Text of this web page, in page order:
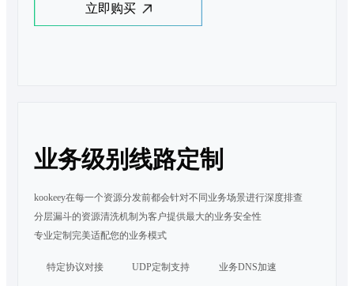
立即购买
业务级别线路定制
kookeey在每一个资源分发前都会针对不同业务场景进行深度排查
分层漏斗的资源清洗机制为客户提供最大的业务安全性
专业定制完美适配您的业务模式
特定协议对接 UDP定制支持 业务DNS加速